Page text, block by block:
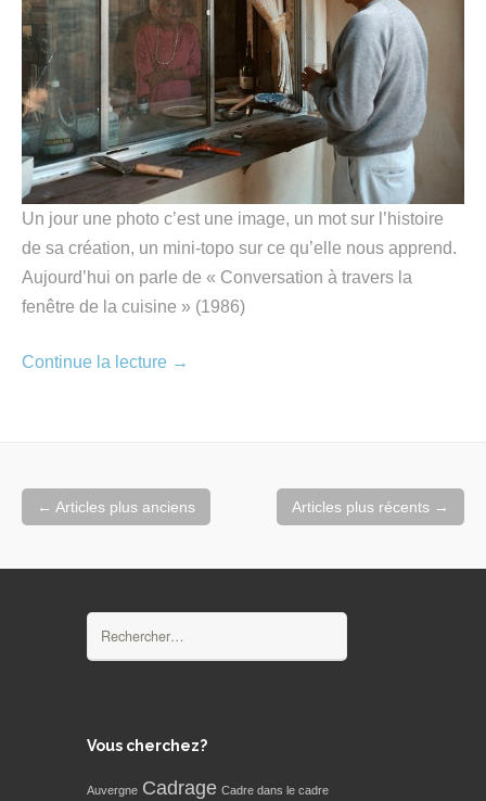
Un jour une photo c’est une image, un mot sur l’histoire
de sa création, un mini-topo sur ce qu’elle nous apprend.
Aujourd’hui on parle de « Conversation à travers la
fenêtre de la cuisine » (1986)
Continue la lecture →
Navigation
au
sein
articles
← Articles plus anciens Articles plus récents →
Vous cherchez?
Auvergne Cadrage Cadre dans le cadre